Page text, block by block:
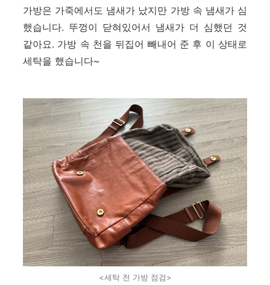
가방은 가죽에서도 냄새가 났지만 가방 속 냄새가 심
했습니다. 뚜껑이 닫혀있어서 냄새가 더 심했던 것
같아요. 가방 속 천을 뒤집어 빼내어 준 후 이 상태로
세탁을 했습니다~
<세탁 전 가방 점검>